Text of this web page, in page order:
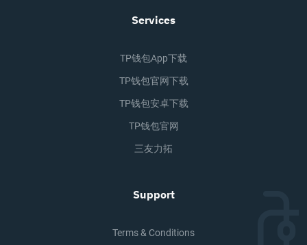
Services
TP钱包app下载
TP钱包官网下载
TP钱包安卓下载
TP钱包官网
三友力拓
Support
Terms & Conditions